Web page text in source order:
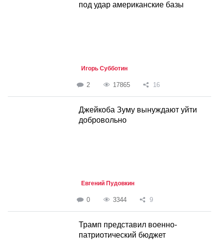
под удар американские базы
Игорь Субботин
2 17865 16
Джейкоба Зуму вынуждают уйти
добровольно
Евгений Пудовкин
0 3344 9
Трамп представил военно-
патриотический бюджет